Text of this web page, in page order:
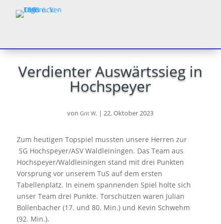
Verdienter Auswärtssieg in
Hochspeyer
vonGrit W. |22. Oktober 2023
Zum heutigen Topspiel mussten unsere Herren zur
SG Hochspeyer/ASV Waldleiningen. Das Team aus
Hochspeyer/Waldleiningen stand mit drei Punkten
Vorsprung vor unserem TuS auf dem ersten
Tabellenplatz. In einem spannenden Spiel holte sich
unser Team drei Punkte. Torschützen waren Julian
Bollenbacher (17. und 80. Min.) und Kevin Schwehm
(92. Min.).